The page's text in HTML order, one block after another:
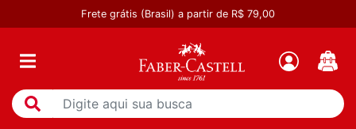
Frete grátis (Brasil) a partir de R$ 79,00